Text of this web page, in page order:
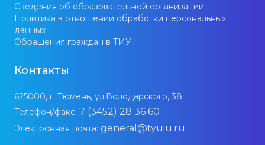
Сведения об образовательной организации
Политика в отношении обработки персональных
данных
Обращения граждан в ТИУ
Контакты
625000, г. Тюмень, ул.Володарского, 38
Телефон/факс: 7 (3452) 28 36 60
Электронная почта: general@tyuiu.ru